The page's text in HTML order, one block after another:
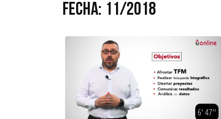
FECHA: 11/2018
6' 47''